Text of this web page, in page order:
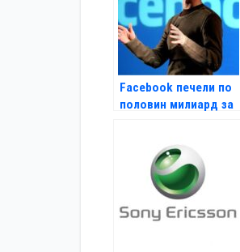
Facebook печели по
половин милиард за